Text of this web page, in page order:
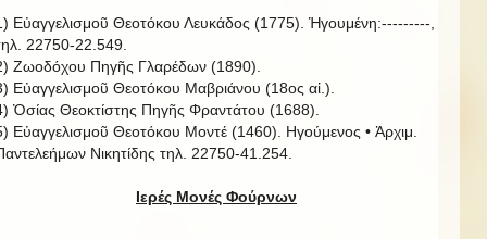
Εὐαγγελισμοῦ Θεοτόκου Λευκάδος (1775). Ἡγουμένη:---------,
22750-22.549.
Ζωοδόχου Πηγῆς Γλαρέδων (1890).
Εὐαγγελισμοῦ Θεοτόκου Μαβριάνου (18ος αἰ.).
Ὁσίας Θεοκτίστης Πηγῆς Φραντάτου (1688).
Εὐαγγελισμοῦ Θεοτόκου Μοντέ (1460). Ηγούμενος • Ἀρχιμ.
Νικητίδης τηλ. 22750-41.254.
Ιερές Μονές Φούρνων